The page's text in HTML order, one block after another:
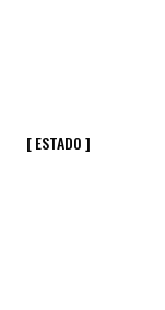
[ ESTADO ]